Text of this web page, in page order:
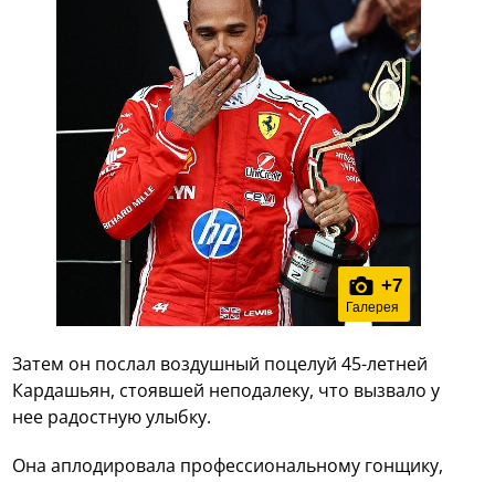
+7
Галерея
Затем он послал воздушный поцелуй 45-летней
Кардашьян, стоявшей неподалеку, что вызвало у
нее радостную улыбку.
Она аплодировала профессиональному гонщику,